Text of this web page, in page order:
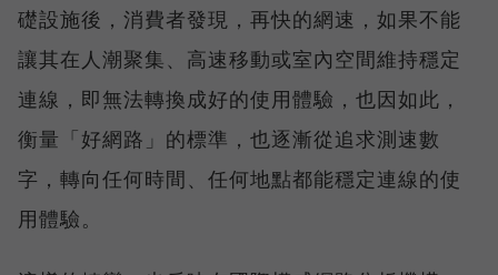
礎設施後，消費者發現，再快的網速，如果不能
讓其在人潮聚集、高速移動或室內空間維持穩定
連線，即無法轉換成好的使用體驗，也因如此，
衡量「好網路」的標準，也逐漸從追求測速數
字，轉向任何時間、任何地點都能穩定連線的使
用體驗。